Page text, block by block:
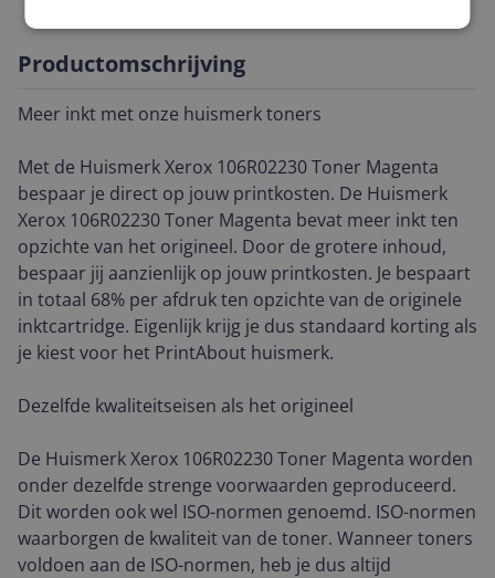
Productomschrijving
Meer inkt met onze huismerk toners
Met de Huismerk Xerox 106R02230 Toner Magenta
bespaar je direct op jouw printkosten. De Huismerk
Xerox 106R02230 Toner Magenta bevat meer inkt ten
opzichte van het origineel. Door de grotere inhoud,
bespaar jij aanzienlijk op jouw printkosten. Je bespaart
in totaal 68% per afdruk ten opzichte van de originele
inktcartridge. Eigenlijk krijg je dus standaard korting als
je kiest voor het PrintAbout huismerk.
Dezelfde kwaliteitseisen als het origineel
De Huismerk Xerox 106R02230 Toner Magenta worden
onder dezelfde strenge voorwaarden geproduceerd.
Dit worden ook wel ISO-normen genoemd. ISO-normen
waarborgen de kwaliteit van de toner. Wanneer toners
voldoen aan de ISO-normen, heb je dus altijd